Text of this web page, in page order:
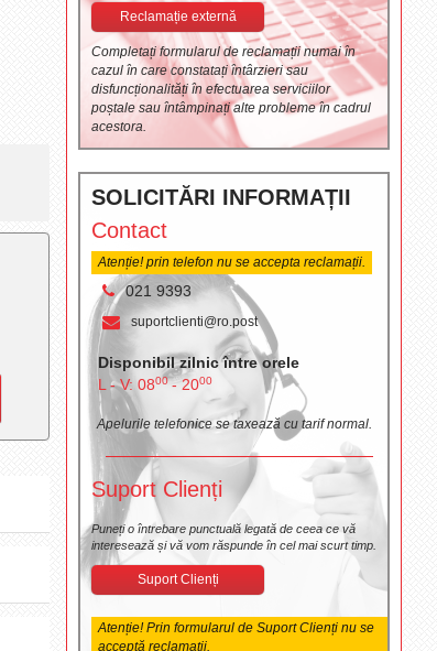
Reclamație externă
Completați formularul de reclamații numai în
cazul în care constatați întârzieri sau
disfuncționalități în efectuarea serviciilor
poștale sau întâmpinați alte probleme în cadrul
acestora.
SOLICITĂRI INFORMAȚII
Contact
Atenție! prin telefon nu se accepta reclamații.
021 9393
suportclienti@ro.post
Disponibil zilnic între orele
L - V: 0800- 2000
Apelurile telefonice se taxează cu tarif normal.
Suport Clienți
Puneți o întrebare punctuală legată de ceea ce vă
interesează și vă vom răspunde în cel mai scurt timp.
Suport Clienți
Atenție! Prin formularul de Suport Clienți nu se
acceptă reclamații.